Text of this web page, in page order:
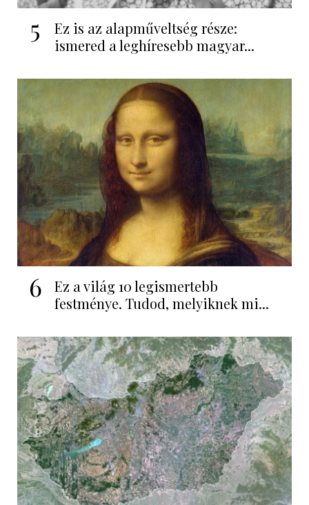
5
Ez is az alapműveltség része:
ismered a leghíresebb magyar...
6
Ez a világ 10 legismertebb
festménye. Tudod, melyiknek mi...